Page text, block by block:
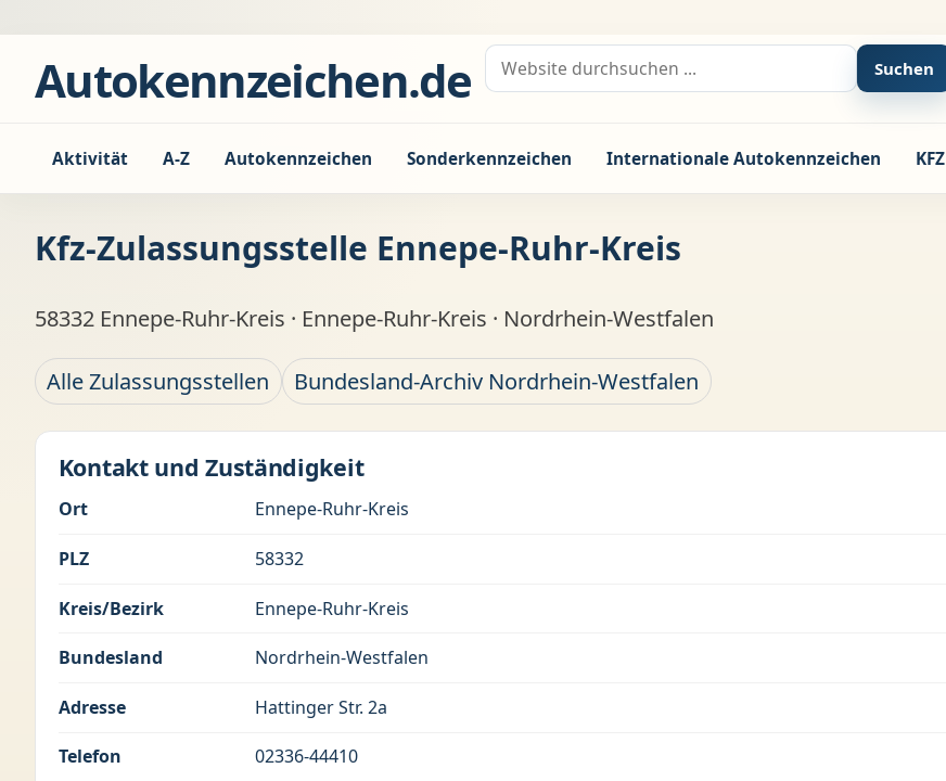
Autokennzeichen.de Suche nach: Suchen
Aktivität A-Z Autokennzeichen Sonderkennzeichen Internationale Autokennzeichen KFZ
Kfz-Zulassungsstelle Ennepe-Ruhr-Kreis
58332 Ennepe-Ruhr-Kreis · Ennepe-Ruhr-Kreis · Nordrhein-Westfalen
Alle Zulassungsstellen Bundesland-Archiv Nordrhein-Westfalen
Kontakt und Zuständigkeit
Ort Ennepe-Ruhr-Kreis
PLZ 58332
Kreis/Bezirk Ennepe-Ruhr-Kreis
Bundesland Nordrhein-Westfalen
Adresse Hattinger Str. 2a
Telefon 02336-44410